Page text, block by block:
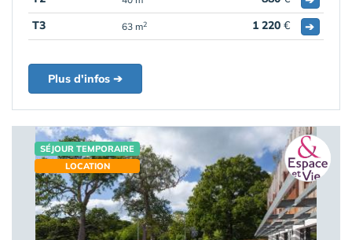
T3
63 m2 1 220 € ➔
Plus d'infos ➔
SÉJOUR TEMPORAIRE
LOCATION